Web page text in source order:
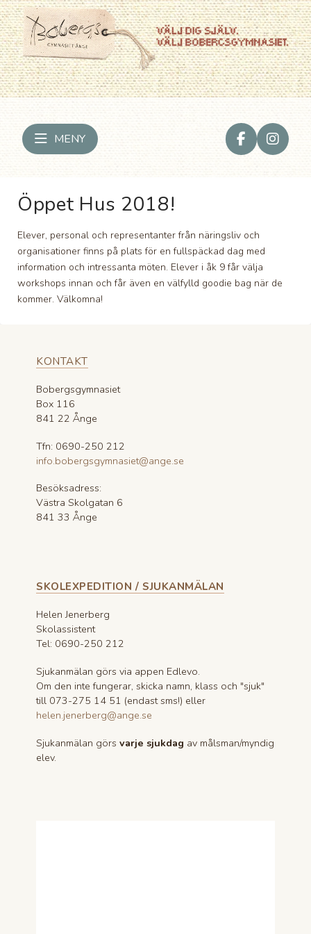
MENY
Öppet Hus 2018!
Elever, personal och representanter från näringsliv och
organisationer finns på plats för en fullspäckad dag med
information och intressanta möten. Elever i åk 9 får välja
workshops innan och får även en välfylld goodie bag när de
kommer. Välkomna!
KONTAKT
Bobergsgymnasiet
Box 116
841 22 Ånge
Tfn: 0690-250 212
info.bobergsgymnasiet@ange.se
Besöksadress:
Västra Skolgatan 6
841 33 Ånge
SKOLEXPEDITION / SJUKANMÄLAN
Helen Jenerberg
Skolassistent
Tel: 0690-250 212
Sjukanmälan görs via appen Edlevo.
Om den inte fungerar, skicka namn, klass och "sjuk"
till 073-275 14 51 (endast sms!) eller
helen.jenerberg@ange.se
Sjukanmälan görs varje sjukdag av målsman/myndig
elev.